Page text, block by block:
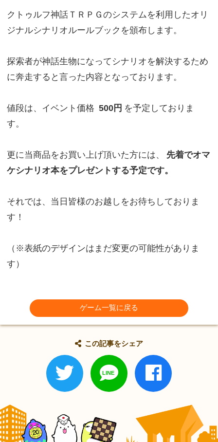
クトゥルフ神話ＴＲＰＧのシステムを利用したオリ
ジナルシナリオルールブックを頒布します。
探索者が神話生物になってシナリオを解決するため
に奔走すると言った内容となっております。
値段は、イベント価格 500円 を予定しておりま
す。
更に当商品をお買い上げ頂いた方には、
先着でオマ
ケシナリオ本をプレゼントする予定です。
それでは、当日皆様のお越しをお待ちしておりま
す！
（※表紙のデザインはまだ変更の可能性がありま
す）
ゲーム一覧に戻る
この記事をシェア